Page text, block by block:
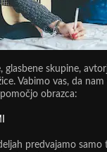
glasbene skupine,
Vabimo vas, da
obrazca:
predvajamo